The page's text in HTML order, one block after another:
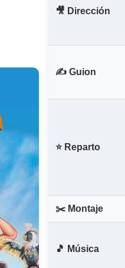
🎥 Dirección
✍️ Guion
⭐ Reparto
✂️ Montaje
🎵 Música